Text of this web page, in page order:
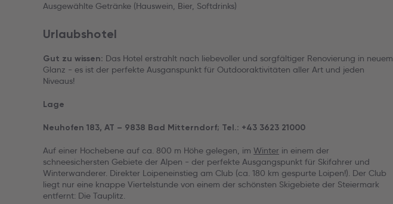
Ausgewählte Getränke (Hauswein, Bier, Softdrinks)
Urlaubshotel
Gut zu wissen: Das Hotel erstrahlt nach liebevoller und sorgfältiger Renovierung in neuem
Glanz - es ist der perfekte Ausganspunkt für Outdooraktivitäten aller Art und jeden
Niveaus!
Lage
Neuhofen 183, AT – 9838 Bad Mitterndorf; Tel.: +43 3623 21000
Auf einer Hochebene auf ca. 800 m Höhe gelegen, im Winter in einem der
schneesichersten Gebiete der Alpen - der perfekte Ausgangspunkt für Skifahrer und
Winterwanderer. Direkter Loipeneinstieg am Club (ca. 180 km gespurte Loipen!). Der Club
liegt nur eine knappe Viertelstunde von einem der schönsten Skigebiete der Steiermark
entfernt: Die Tauplitz.